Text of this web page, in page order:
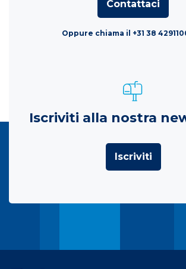
Contattaci
Oppure chiama il +31 38
Iscriviti alla nostra
Iscriviti